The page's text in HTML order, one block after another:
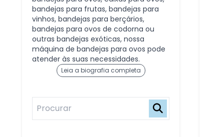
bandejas para frutas, bandejas para
vinhos, bandejas para berçários,
bandejas para ovos de codorna ou
outras bandejas exóticas, nossa
máquina de bandejas para ovos pode
atender às suas necessidades.
Leia a biografia completa